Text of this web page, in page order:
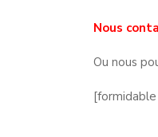
Nous
Ou nous